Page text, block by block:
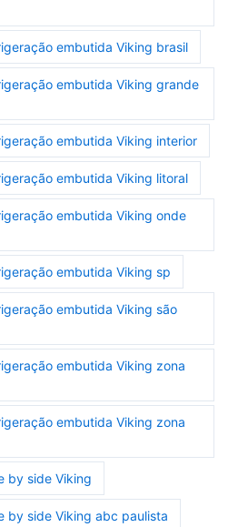
embutida Viking brasil
embutida Viking grande
embutida Viking interior
embutida Viking litoral
embutida Viking onde
embutida Viking sp
embutida Viking são
embutida Viking zona
embutida Viking zona
by side Viking
by side Viking abc paulista